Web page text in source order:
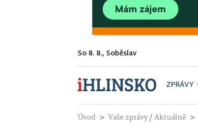
So 8. 8., Soběslav
ZPRÁVY
Úvod Vaše zprávy/Aktuálně